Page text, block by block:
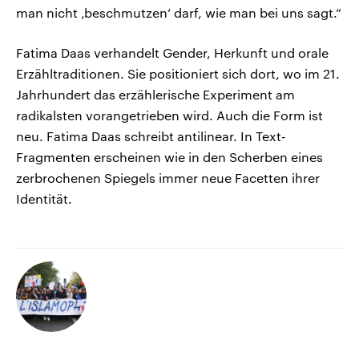
man nicht ‚beschmutzen‘ darf, wie man bei uns sagt.“
Fatima Daas verhandelt Gender, Herkunft und orale
Erzähltraditionen. Sie positioniert sich dort, wo im 21.
Jahrhundert das erzählerische Experiment am
radikalsten vorangetrieben wird. Auch die Form ist
neu. Fatima Daas schreibt antilinear. In Text-
Fragmenten erscheinen wie in den Scherben eines
zerbrochenen Spiegels immer neue Facetten ihrer
Identität.